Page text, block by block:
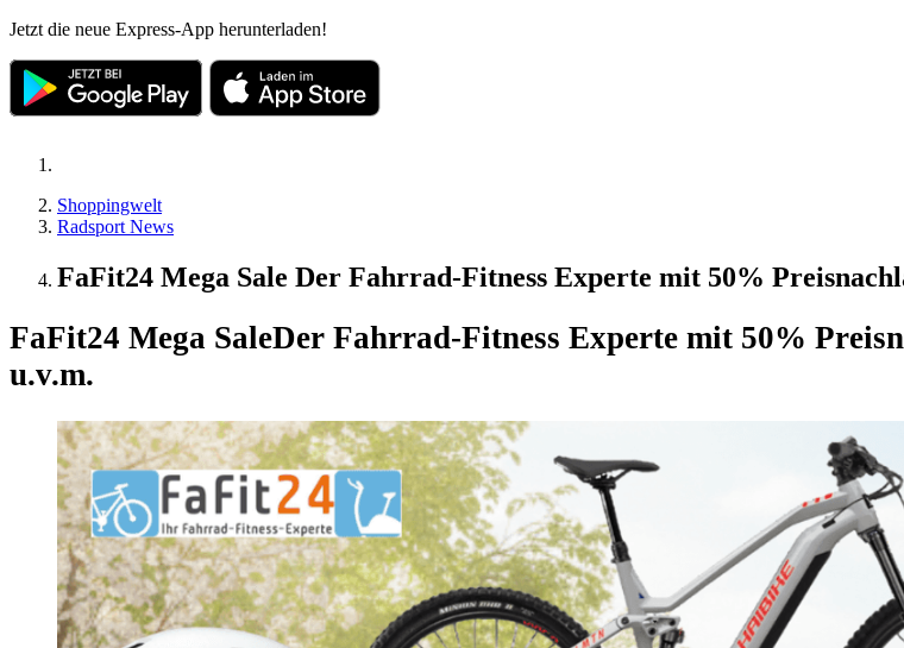
Jetzt die neue Express-App herunterladen!
Shoppingwelt
Radsport News
FaFit24 Mega Sale Der Fahrrad-Fitness Experte mit 50%
FaFit24 Mega SaleDer Fahrrad-Fitness Experte mit 50%
u.v.m.